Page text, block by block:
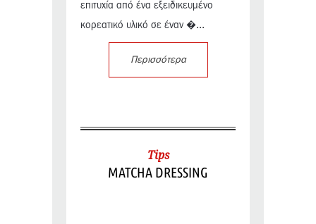
επιτυχία από ένα εξειδικευμένο
κορεατικό υλικό σε έναν �...
Περισσότερα
Tips
MATCHA DRESSING